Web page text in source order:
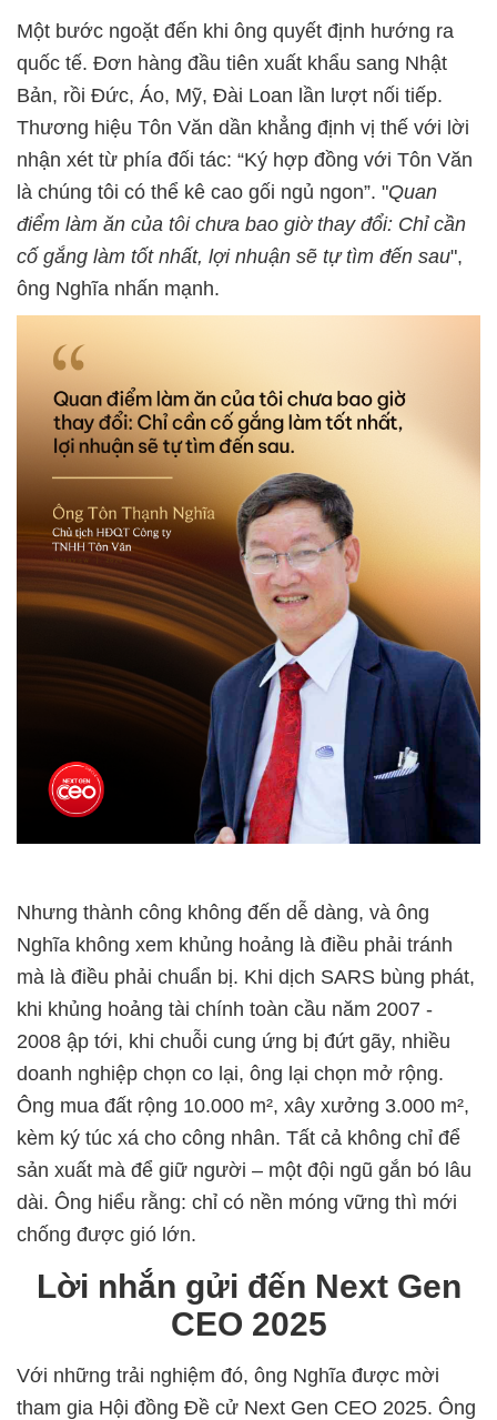
Một bước ngoặt đến khi ông quyết định hướng ra
quốc tế. Đơn hàng đầu tiên xuất khẩu sang Nhật
Bản, rồi Đức, Áo, Mỹ, Đài Loan lần lượt nối tiếp.
Thương hiệu Tôn Văn dần khẳng định vị thế với lời
nhận xét từ phía đối tác: “Ký hợp đồng với Tôn Văn
là chúng tôi có thể kê cao gối ngủ ngon”. "Quan
điểm làm ăn của tôi chưa bao giờ thay đổi: Chỉ cần
cố gắng làm tốt nhất, lợi nhuận sẽ tự tìm đến sau",
ông Nghĩa nhấn mạnh.
Nhưng thành công không đến dễ dàng, và ông
Nghĩa không xem khủng hoảng là điều phải tránh
mà là điều phải chuẩn bị. Khi dịch SARS bùng phát,
khi khủng hoảng tài chính toàn cầu năm 2007 -
2008 ập tới, khi chuỗi cung ứng bị đứt gãy, nhiều
doanh nghiệp chọn co lại, ông lại chọn mở rộng.
Ông mua đất rộng 10.000 m², xây xưởng 3.000 m²,
kèm ký túc xá cho công nhân. Tất cả không chỉ để
sản xuất mà để giữ người – một đội ngũ gắn bó lâu
dài. Ông hiểu rằng: chỉ có nền móng vững thì mới
chống được gió lớn.
Lời nhắn gửi đến Next Gen
CEO 2025
Với những trải nghiệm đó, ông Nghĩa được mời
tham gia Hội đồng Đề cử Next Gen CEO 2025. Ông